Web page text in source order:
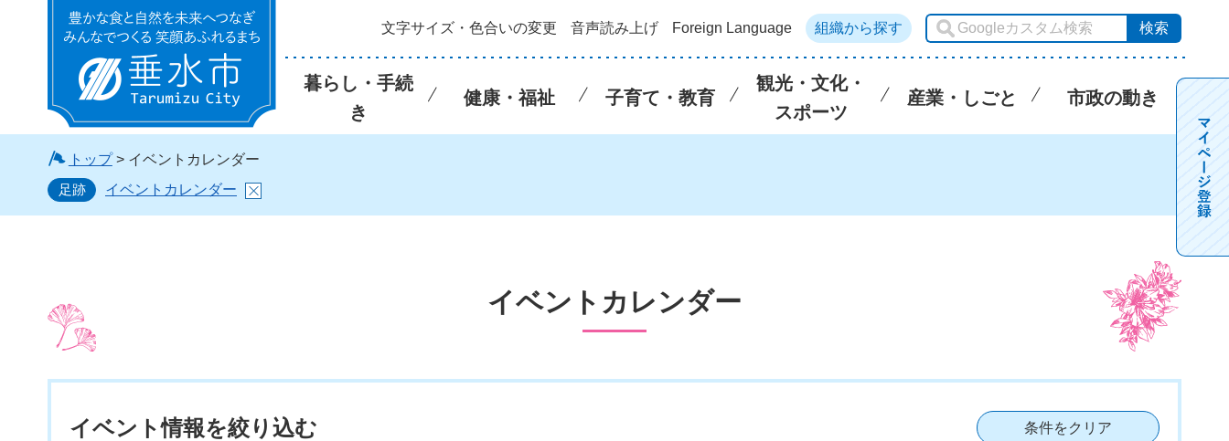
垂水市 文字サイズ・色合いの変更 音声読み上げ Foreign Language 組織から探す
暮らし・手続
き
健康・福祉 子育て・教育
観光・文化・
スポーツ
産業・しごと 市政の動き
トップ> イベントカレンダー
足跡
イベントカレンダー
イベントカレンダー
イベント情報を絞り込む 条件をクリア